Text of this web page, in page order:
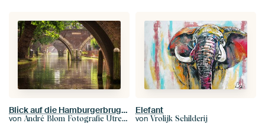
Blick auf die Hamburgerbrug, die Weesbrug, Smeebrug, Geertebrug und Vollersbrug in Utrecht.
von André Blom Fotografie Utrecht
Elefant
von Vrolijk Schilderij